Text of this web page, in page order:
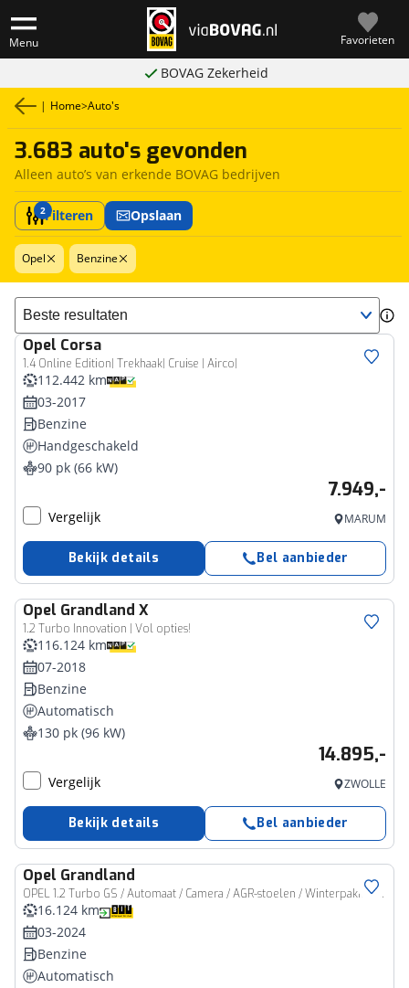
Menu Favorieten
BOVAG Zekerheid
| Home>Auto's
3.683 auto's gevonden
Alleen auto’s van erkende BOVAG bedrijven
2Filteren Opslaan
Opel Benzine
Sorteer resultaten
Opel Corsa
1.4 Online Edition| Trekhaak| Cruise | Airco|
112.442 km
03-2017
Benzine
Handgeschakeld
90 pk (66 kW)
7.949,-
Vergelijk MARUM
Bekijk details Bel aanbieder
Opel Grandland X
1.2 Turbo Innovation | Vol opties!
116.124 km
07-2018
Benzine
Automatisch
130 pk (96 kW)
14.895,-
Vergelijk ZWOLLE
Bekijk details Bel aanbieder
Opel Grandland
OPEL 1.2 Turbo GS / Automaat / Camera / AGR-stoelen / Winterpakket / Adaptive Cruise
16.124 km
03-2024
Benzine
Automatisch